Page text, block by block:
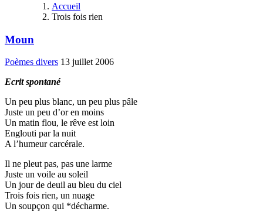
Accueil
Trois fois rien
Moun
Poèmes divers 13 juillet 2006
Ecrit spontané
Un peu plus blanc, un peu plus pâle
Juste un peu d’or en moins
Un matin flou, le rêve est loin
Englouti par la nuit
A l’humeur carcérale.
Il ne pleut pas, pas une larme
Juste un voile au soleil
Un jour de deuil au bleu du ciel
Trois fois rien, un nuage
Un soupçon qui *décharme.